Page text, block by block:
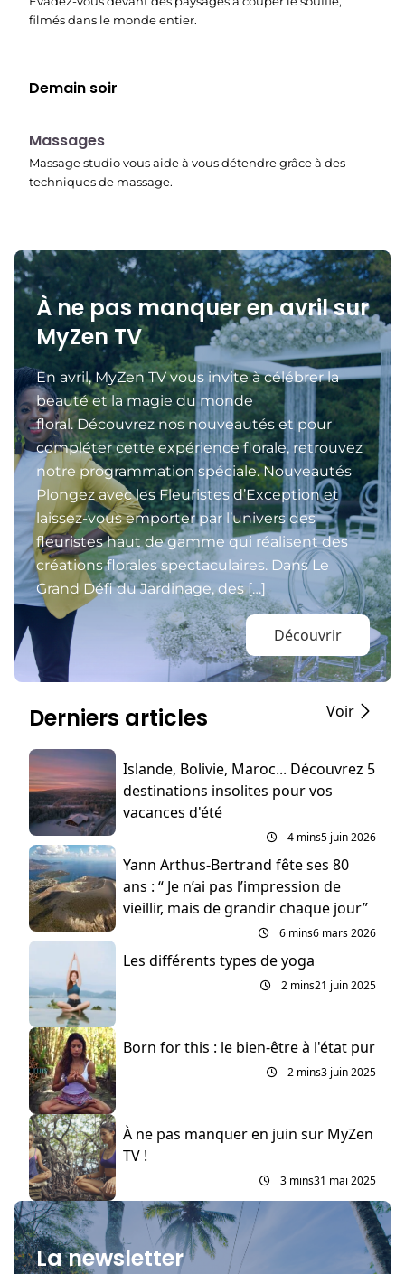
filmés dans le monde entier.
Demain soir
22:45
Massages
Massage studio vous aide à vous détendre grâce à des
techniques de massage.
À ne pas manquer en avril sur
MyZen TV
En avril, MyZen TV vous invite à célébrer la
beauté et la magie du monde
floral. Découvrez nos nouveautés et pour
compléter cette expérience florale, retrouvez
notre programmation spéciale. Nouveautés
Plongez avec les Fleuristes d’Exception et
laissez-vous emporter par l’univers des
fleuristes haut de gamme qui réalisent des
créations florales spectaculaires. Dans Le
Grand Défi du Jardinage, des […]
Découvrir
Derniers articles Voir
Islande, Bolivie, Maroc... Découvrez 5
destinations insolites pour vos
vacances d'été
4 mins5 juin 2026
Yann Arthus-Bertrand fête ses 80
ans : “ Je n’ai pas l’impression de
vieillir, mais de grandir chaque jour”
6 mins6 mars 2026
Les différents types de yoga
2 mins21 juin 2025
Born for this : le bien-être à l'état pur
2 mins3 juin 2025
À ne pas manquer en juin sur MyZen
TV !
3 mins31 mai 2025
La newsletter